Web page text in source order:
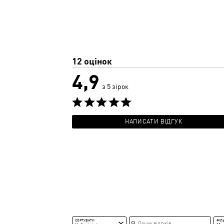
12 оцінок
4,9 з 5 зірок
НАПИСАТИ ВІДГУК
СОРТУВАТИ
Пошук відгуків